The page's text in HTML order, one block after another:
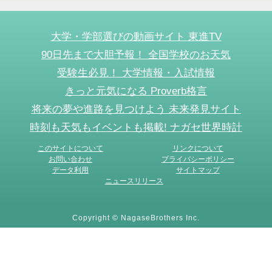
大学・学部選びの動画サイト 東進TV
90日先まで大胆予報！ 全国学校のお天気
受験生必見！ 大学情報・入試情報
きっと元気になる Proverb格言
将来の夢や進路を見つけよう 未来発見サイト
時刻も天気もイベントも掲載! ナガセ世界時計
このサイトについて
リンクについて
お問い合わせ
プライバシーポリシー
データ利用
サイトマップ
ニュースリリース
Copyright © NagaseBrothers Inc.